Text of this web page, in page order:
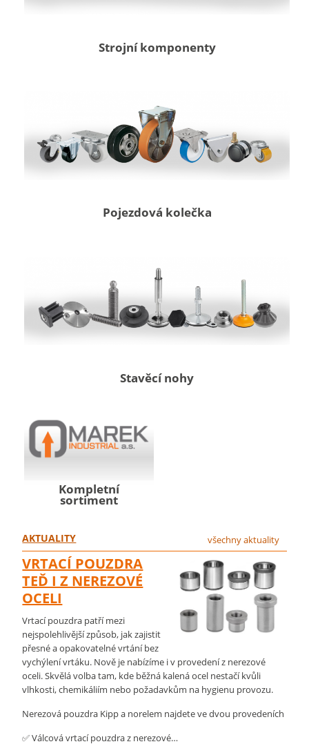
Strojní komponenty
Pojezdová kolečka
Stavěcí nohy
Kompletní
sortiment
AKTUALITY všechny aktuality
VRTACÍ POUZDRA
TEĎ I Z NEREZOVÉ
OCELI
Vrtací pouzdra patří mezi
nejspolehlivější způsob, jak zajistit
přesné a opakovatelné vrtání bez
vychýlení vrtáku. Nově je nabízíme i v provedení z nerezové
oceli. Skvělá volba tam, kde běžná kalená ocel nestačí kvůli
vlhkosti, chemikáliím nebo požadavkům na hygienu provozu.
Nerezová pouzdra Kipp a norelem najdete ve dvou provedeních
✅ Válcová vrtací pouzdra z nerezové…